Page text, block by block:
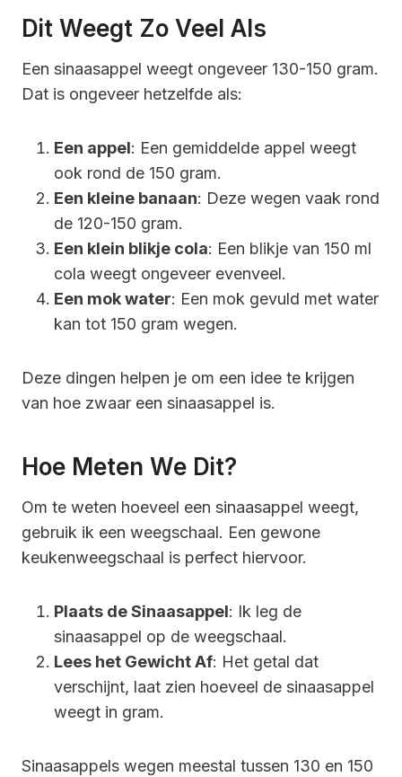
Dit Weegt Zo Veel Als
Een sinaasappel weegt ongeveer 130-150 gram.
Dat is ongeveer hetzelfde als:
Een appel: Een gemiddelde appel weegt
ook rond de 150 gram.
Een kleine banaan: Deze wegen vaak rond
de 120-150 gram.
Een klein blikje cola: Een blikje van 150 ml
cola weegt ongeveer evenveel.
Een mok water: Een mok gevuld met water
kan tot 150 gram wegen.
Deze dingen helpen je om een idee te krijgen
van hoe zwaar een sinaasappel is.
Hoe Meten We Dit?
Om te weten hoeveel een sinaasappel weegt,
gebruik ik een weegschaal. Een gewone
keukenweegschaal is perfect hiervoor.
Plaats de Sinaasappel: Ik leg de
sinaasappel op de weegschaal.
Lees het Gewicht Af: Het getal dat
verschijnt, laat zien hoeveel de sinaasappel
weegt in gram.
Sinaasappels wegen meestal tussen 130 en 150